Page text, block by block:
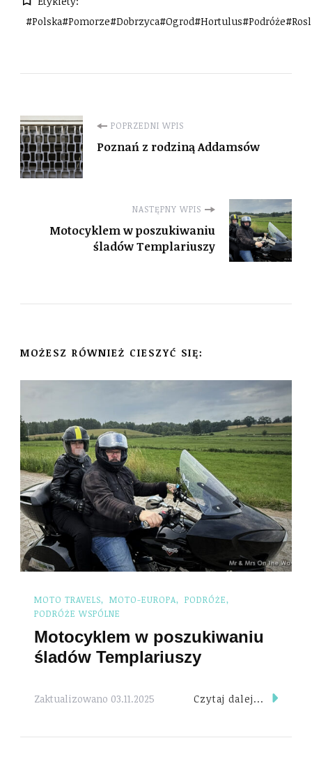
POPRZEDNI WPIS
Poznań z rodziną Addamsów
NASTĘPNY WPIS
Motocyklem w poszukiwaniu
śladów Templariuszy
MOŻESZ RÓWNIEŻ CIESZYĆ SIĘ:
MOTO TRAVELS MOTO-EUROPA
PODRÓŻE
PODRÓŻE WSPÓLNE
Motocyklem w poszukiwaniu
śladów Templariuszy
Zaktualizowano 03.11.2025 Czytaj dalej...